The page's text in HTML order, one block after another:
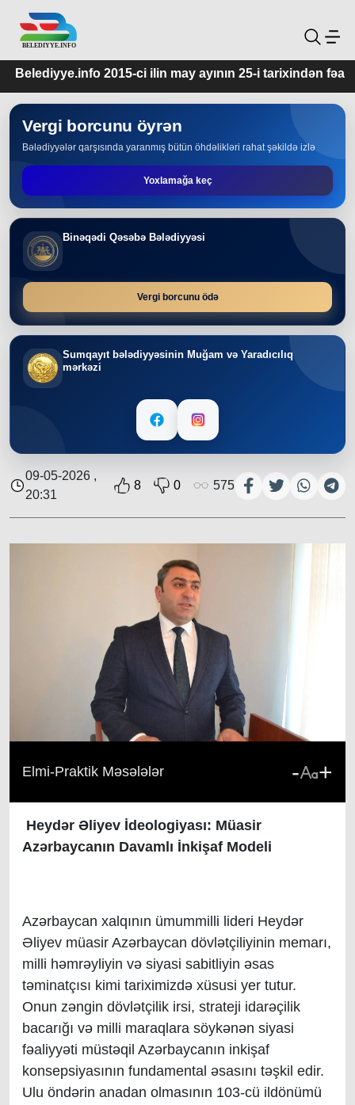
2015-ci ilin may ayının 25-i tarixindən fəaliyyətdədir.
Vergi borcunu öyrən
Bələdiyyələr qarşısında yaranmış bütün öhdəlikləri rahat şəkildə izlə
Yoxlamağa keç
Binəqədi Qəsəbə Bələdiyyəsi
Vergi borcunu ödə
Sumqayıt bələdiyyəsinin Muğam və Yaradıcılıq
mərkəzi
09-05-2026 ,
20:31
8 0 575
Elmi-Praktik Məsələlər - +
Heydər Əliyev İdeologiyası: Müasir
Azərbaycanın Davamlı İnkişaf Modeli
Azərbaycan xalqının ümummilli lideri Heydər
Əliyev müasir Azərbaycan dövlətçiliyinin memarı,
milli həmrəyliyin və siyasi sabitliyin əsas
təminatçısı kimi tariximizdə xüsusi yer tutur.
Onun zəngin dövlətçilik irsi, strateji idarəçilik
bacarığı və milli maraqlara söykənən siyasi
fəaliyyəti müstəqil Azərbaycanın inkişaf
konsepsiyasının fundamental əsasını təşkil edir.
Ulu öndərin anadan olmasının 103-cü ildönümü